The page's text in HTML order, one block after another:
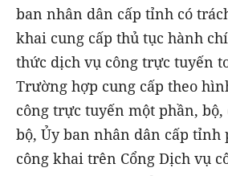
ban nhân dân cấp tỉnh có
khai cung cấp thủ tục hành
thức dịch vụ công trực tuyến
Trường hợp cung cấp theo
công trực tuyến một phần,
bộ, Ủy ban nhân dân cấp tỉnh
công khai trên Cổng Dịch vụ